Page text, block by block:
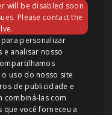
will be disabled soon
Please contact the
personalizar
e analisar nosso
uso do nosso site
de publicidade e
combiná-las com
você forneceu a